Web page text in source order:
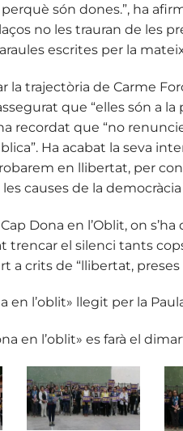
són dones.”, ha
no les trauran de les
escrites per la
la trajectòria de Carme
que “elles són a
recordat que “no
Ha acabat la seva
en llibertat, per
causes de la
Dona en l’Oblit, on
trencar el silenci tants
a crits de “llibertat,
l’oblit» llegit per la
en l’oblit» es farà el